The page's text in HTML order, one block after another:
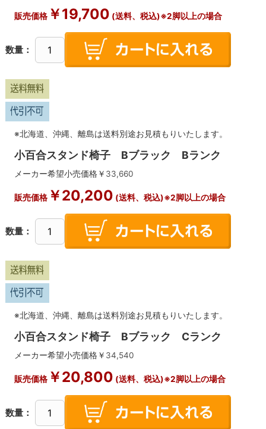
販売価格￥19,700 (送料、税込)※2脚以上の場合
数量：
※北海道、沖縄、離島は送料別途お見積もりいたします。
小百合スタンド椅子 Bブラック Bランク
メーカー希望小売価格￥ 33,660
販売価格￥20,200 (送料、税込)※2脚以上の場合
数量：
※北海道、沖縄、離島は送料別途お見積もりいたします。
小百合スタンド椅子 Bブラック Cランク
メーカー希望小売価格￥ 34,540
販売価格￥20,800 (送料、税込)※2脚以上の場合
数量：